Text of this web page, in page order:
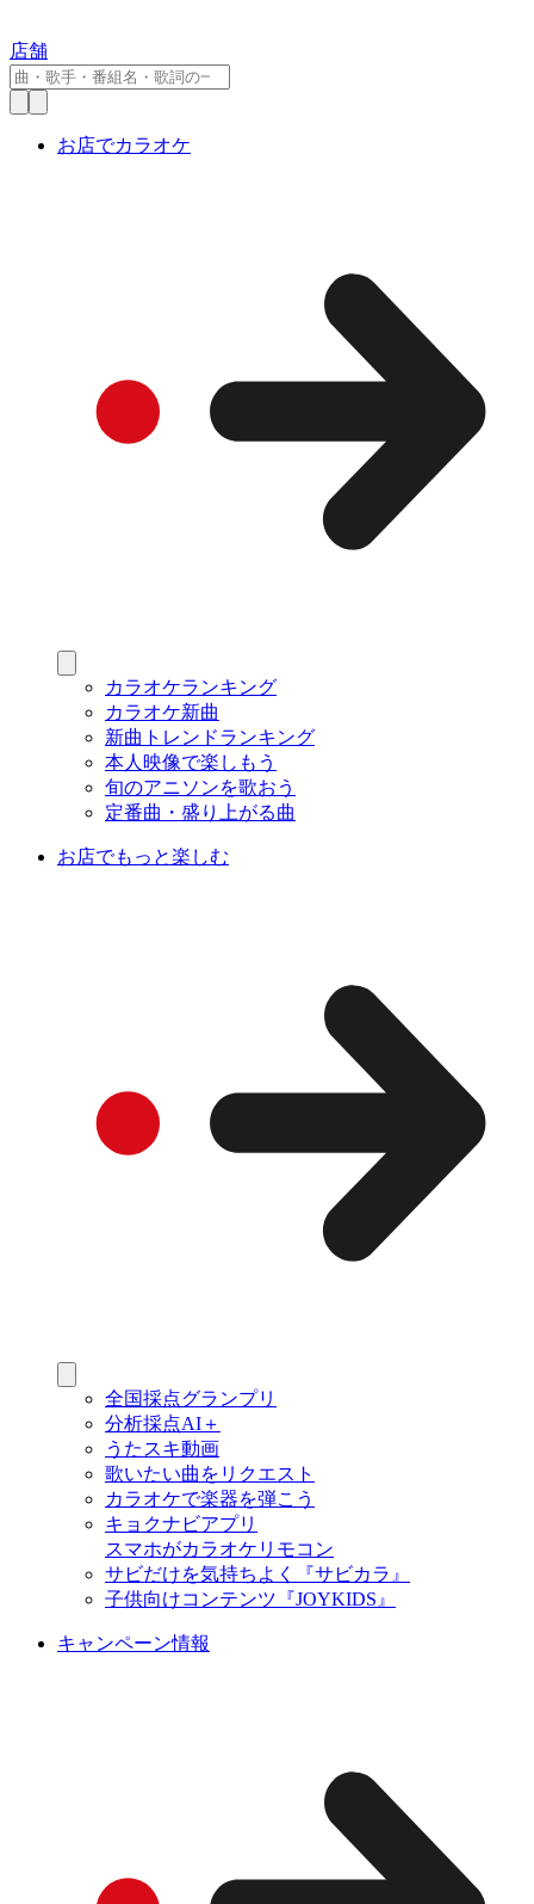
店舗
お店でカラオケ
カラオケランキング
カラオケ新曲
新曲トレンドランキング
本人映像で楽しもう
旬のアニソンを歌おう
定番曲・盛り上がる曲
お店でもっと楽しむ
全国採点グランプリ
分析採点AI＋
うたスキ動画
歌いたい曲をリクエスト
カラオケで楽器を弾こう
キョクナビアプリ
スマホがカラオケリモコン
サビだけを気持ちよく『サビカラ』
子供向けコンテンツ『JOYKIDS』
キャンペーン情報